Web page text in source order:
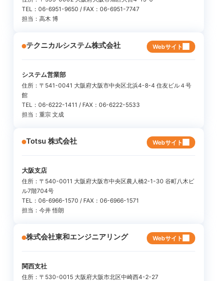
TEL：06-6951-9650 / FAX：06-6951-7747
担当：高木 博
テクニカルシステム株式会社 Webサイト
システム営業部
住所：〒541-0041 大阪府大阪市中央区北浜4-8-4 住友ビル４号
館
TEL：06-6222-1411 / FAX：06-6222-5533
担当：重宗 文成
Totsu 株式会社 Webサイト
大阪支店
住所：〒540-0011 大阪府大阪市中央区農人橋2-1-30 谷町八木ビ
ル7階704号
TEL：06-6966-1570 / FAX：06-6966-1571
担当：今井 悟朗
株式会社東和エンジニアリング Webサイト
関西支社
住所：〒530-0015 大阪府大阪市北区中崎西4-2-27